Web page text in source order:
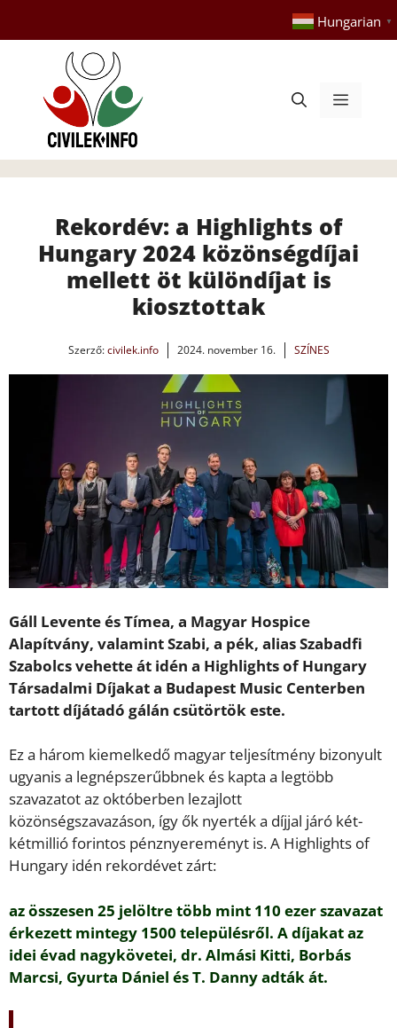
tartalomba
Hungarian ▼
Menü
Rekordév: a Highlights of
Hungary 2024 közönségdíjai
mellett öt különdíjat is
kiosztottak
Szerző:civilek.info 2024. november 16. SZÍNES
Gáll Levente és Tímea, a Magyar Hospice
Alapítvány, valamint Szabi, a pék, alias Szabadfi
Szabolcs vehette át idén a Highlights of Hungary
Társadalmi Díjakat a Budapest Music Centerben
tartott díjátadó gálán csütörtök este.
Ez a három kiemelkedő magyar teljesítmény bizonyult
ugyanis a legnépszerűbbnek és kapta a legtöbb
szavazatot az októberben lezajlott
közönségszavazáson, így ők nyerték a díjjal járó két-
kétmillió forintos pénznyereményt is. A Highlights of
Hungary idén rekordévet zárt:
az összesen 25 jelöltre több mint 110 ezer szavazat
érkezett mintegy 1500 településről. A díjakat az
idei évad nagykövetei, dr. Almási Kitti, Borbás
Marcsi, Gyurta Dániel és T. Danny adták át.